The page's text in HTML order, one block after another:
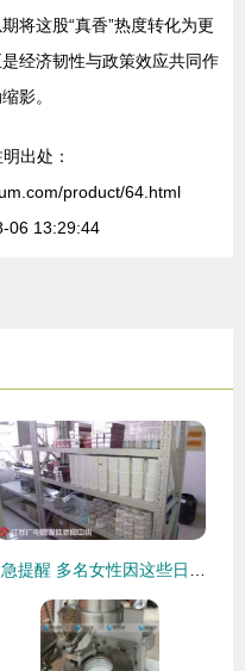
将这股“真香”热度转化为更
经济韧性与政策效应共同作
影。
出处：
product/64.html
06 13:29:44